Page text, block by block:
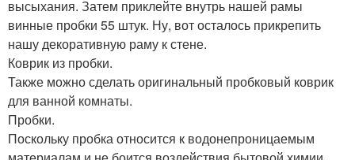
высыхания. Затем приклейте внутрь нашей рамы
винные пробки 55 штук. Ну, вот осталось прикрепить
нашу декоративную раму к стене.
Коврик из пробки.
Также можно сделать оригинальный пробковый коврик
для ванной комнаты.
Пробки.
Поскольку пробка относится к водонепроницаемым